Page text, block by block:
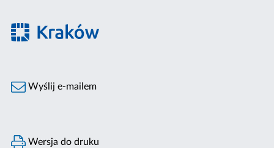
Wyślij e-mailem
Wersja do druku